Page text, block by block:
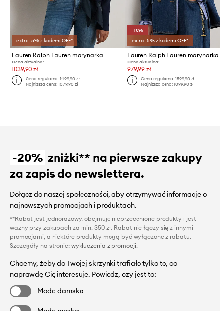
extra -5% z kodem: OFF*
Lauren Ralph Lauren marynarka
Cena aktualna:
1039,90 zł
Cena regularna:1499,90 zł
Najniższa cena:1079,90 zł
-10%
extra -5% z kodem: OFF*
Cena aktualna:
979,99 zł
Cena regularna: 1599,90 zł
Najniższa cena: 1099,90 zł
-20% zniżki** na pierwsze zakupy
za zapis do newslettera.
Dołącz do naszej społeczności, aby otrzymywać informacje o
najnowszych promocjach i produktach.
**Rabat jest jednorazowy, obejmuje nieprzecenione produkty i jest
ważny przy zakupach za min. 350 zł. Rabat nie łączy się z innymi
promocjami, a niektóre produkty mogą być wyłączone z rabatu.
Szczegóły na stronie: wykluczenia z promocji.
Chcemy, żeby do Twojej skrzynki trafiało tylko to, co
naprawdę Cię interesuje. Powiedz, czy jest to:
Moda damska